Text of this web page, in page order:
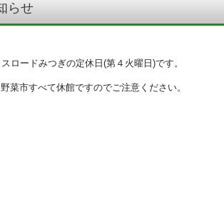
らせ
ロードみつぎの定休日(第４火曜日)です。
菜市すべて休館ですのでご注意ください。